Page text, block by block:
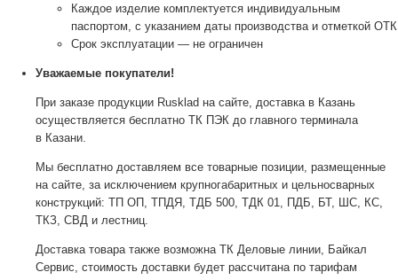
Каждое изделие комплектуется индивидуальным
паспортом, с указанием даты производства и отметкой ОТК
Срок эксплуатации — не ограничен
Уважаемые покупатели!
При заказе продукции Rusklad на сайте, доставка в Казань
осуществляется бесплатно ТК ПЭК до главного терминала
в Казани.
Мы бесплатно доставляем все товарные позиции, размещенные
на сайте, за исключением крупногабаритных и цельносварных
конструкций: ТП ОП, ТПДЯ, ТДБ 500, ТДК 01, ПДБ, БТ, ШС, КС,
ТКЗ, СВД и лестниц.
Доставка товара также возможна ТК Деловые линии, Байкал
Сервис, стоимость доставки будет рассчитана по тарифам